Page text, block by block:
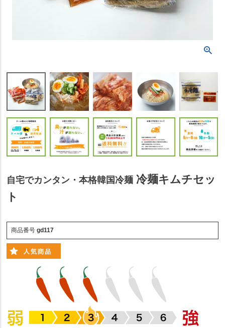
自宅でカンタン・本格韓国冷麺 冷麺キムチセッ
ト
商品番号 gd117